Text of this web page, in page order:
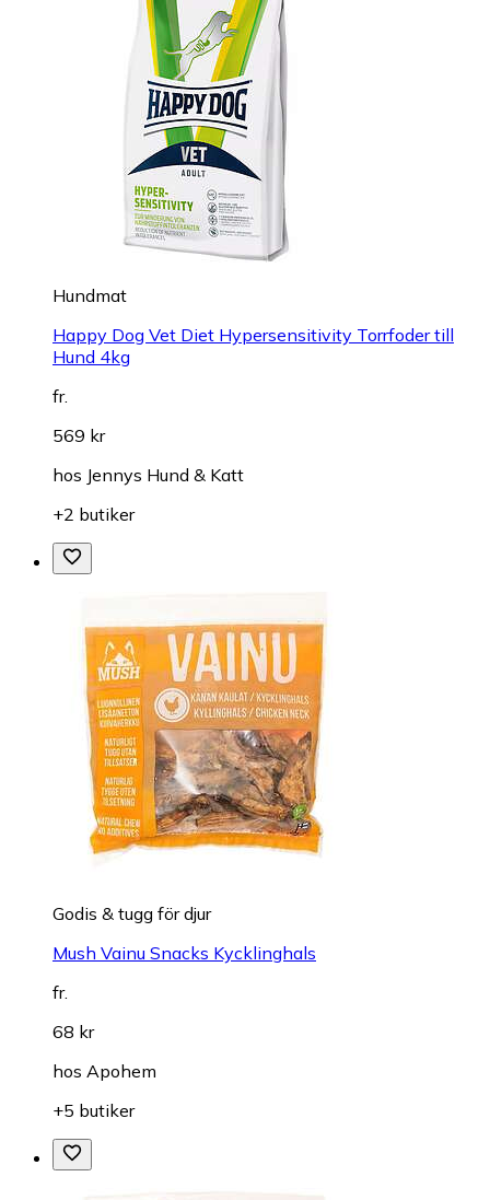
Hundmat
Happy Dog Vet Diet Hypersensitivity Torrfoder till
Hund 4kg
fr.
569 kr
hos Jennys Hund & Katt
+2 butiker
Godis & tugg för djur
Mush Vainu Snacks Kycklinghals
fr.
68 kr
hos Apohem
+5 butiker